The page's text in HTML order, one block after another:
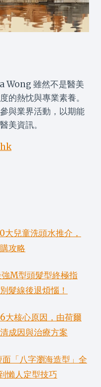
Wong 雖然不是醫美
的熱忱與專業素養。
與業界活動，以期能
美資訊。
兒童洗頭水推介，
攻略
M型頭髮型終極指
髮線後退煩惱！
大核心原因，由荷爾
成因與治療方案
「八字瀏海造型」全
懶人定型技巧